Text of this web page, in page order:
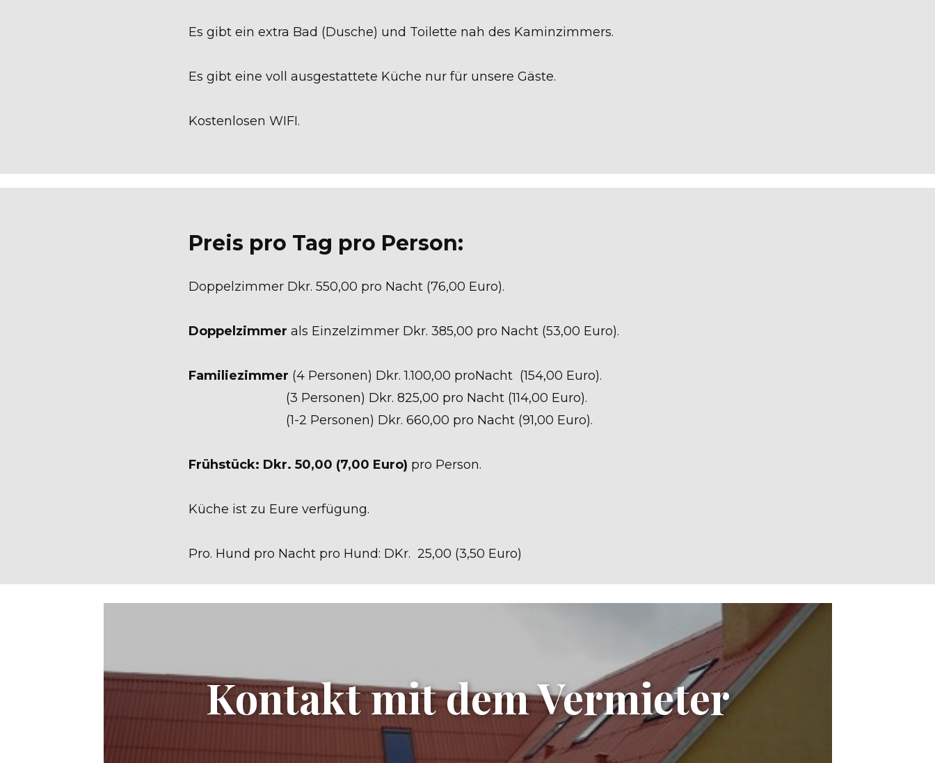
Es gibt ein extra Bad (Dusche) und Toilette nah des Kaminzimmers.
Es gibt eine voll ausgestattete Küche nur für unsere Gäste.
Kostenlosen WIFI.
Preis pro Tag pro Person:
Doppelzimmer Dkr. 550,00 pro Nacht (76,00 Euro).
Doppelzimmer als Einzelzimmer Dkr. 385,00 pro Nacht (53,00 Euro).
Familiezimmer (4 Personen) Dkr. 1.100,00 proNacht (154,00 Euro).
(3 Personen) Dkr. 825,00 pro Nacht (114,00 Euro).
(1-2 Personen) Dkr. 660,00 pro Nacht (91,00 Euro).
Frühstück: Dkr. 50,00 (7,00 Euro) pro Person.
Küche ist zu Eure verfügung.
Pro. Hund pro Nacht pro Hund: DKr. 25,00 (3,50 Euro)
Kontakt mit dem Vermieter